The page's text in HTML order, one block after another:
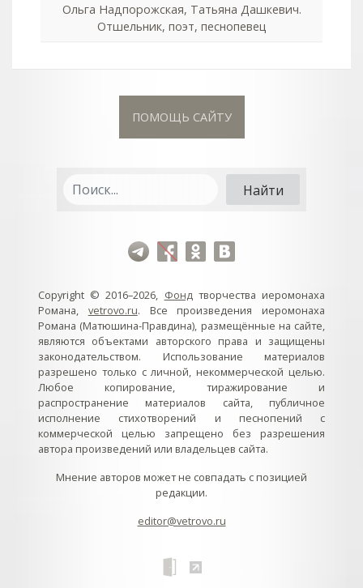
Ольга Надпорожская, Татьяна Дашкевич.
Отшельник, поэт, песнопевец
ПОМОЩЬ САЙТУ
Copyright © 2016–2026, Фондтворчества иеромонаха
Романа, vetrovo.ru. Все произведения иеромонаха
Романа (Матюшина-Правдина), размещённые на сайте,
являются объектами авторского права и защищены
законодательством. Использование материалов
разрешено только с личной, некоммерческой целью.
Любое копирование, тиражирование и
распространение материалов сайта, публичное
исполнение стихотворений и песнопений с
коммерческой целью запрещено без разрешения
автора произведений или владельцев сайта.
Мнение авторов может не совпадать с позицией
редакции.
editor@vetrovo.ru